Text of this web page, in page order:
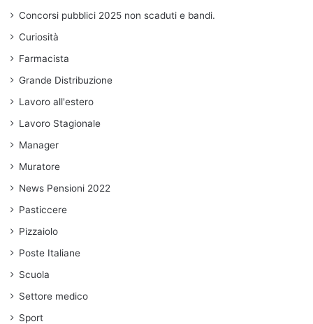
Concorsi pubblici 2025 non scaduti e bandi.
Curiosità
Farmacista
Grande Distribuzione
Lavoro all'estero
Lavoro Stagionale
Manager
Muratore
News Pensioni 2022
Pasticcere
Pizzaiolo
Poste Italiane
Scuola
Settore medico
Sport